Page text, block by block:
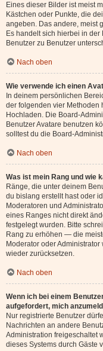
Eines dieser Bilder ist meist
Kästchen oder Punkte, die
angeben. Das andere, meist
Es handelt sich hierbei in
Benutzer zu Benutzer
Nach oben
Wie verwende ich einen
In deinem persönlichen
der folgenden vier Methoden
Hochladen. Die Board-
Benutzer Avatare benutzen
solltest du die Board-
Nach oben
Was ist mein Rang und wie
Ränge, die unter deinem
du bislang erstellt hast oder
Moderatoren und
eines Ranges nicht direkt
festgelegt wurden. Bitte
Rang zu erhöhen — die
Moderator oder
wieder zurücksetzen.
Nach oben
Wenn ich bei einem
aufgefordert, mich
Nur registrierte Benutzer
Nachrichten an andere
Administration freigeschaltet
dieses Systems durch Gäste